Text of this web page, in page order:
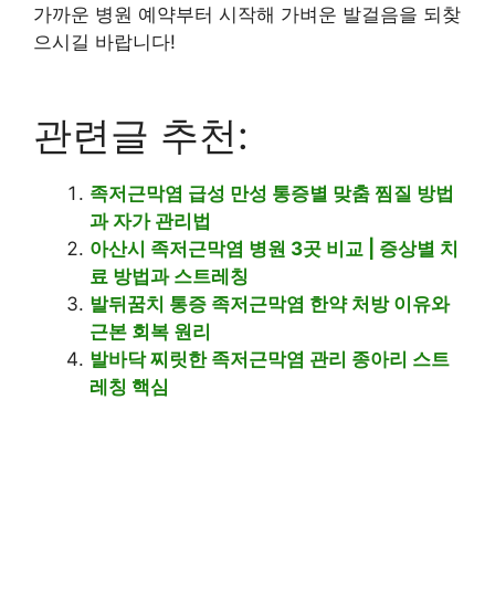
가까운 병원 예약부터 시작해 가벼운 발걸음을 되찾
으시길 바랍니다!
관련글 추천:
족저근막염 급성 만성 통증별 맞춤 찜질 방법
과 자가 관리법
아산시 족저근막염 병원 3곳 비교 | 증상별 치
료 방법과 스트레칭
발뒤꿈치 통증 족저근막염 한약 처방 이유와
근본 회복 원리
발바닥 찌릿한 족저근막염 관리 종아리 스트
레칭 핵심